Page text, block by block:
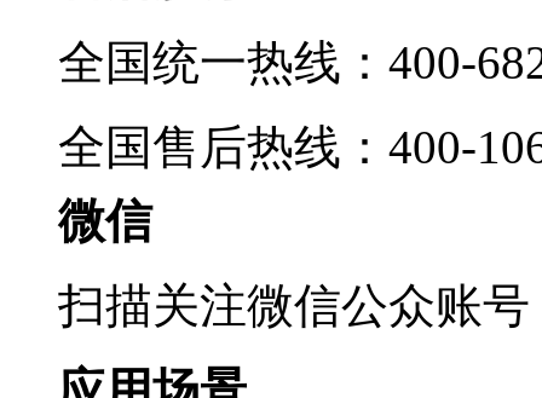
全国统一热线：400-
全国售后热线：400-
微信
扫描关注微信公众账号